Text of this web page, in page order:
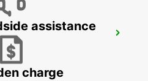
assistance
charge